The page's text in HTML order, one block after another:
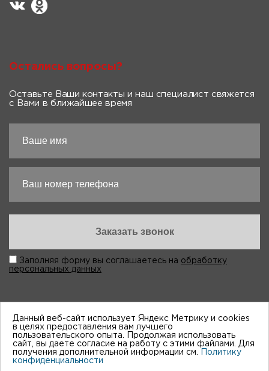
Остались вопросы?
Оставьте Ваши контакты и наш специалист свяжется
с Вами в ближайшее время
Заполняя форму вы соглашаетесь на обработку
персональных данных
“Виктория-Авто”, 1998-2026
Мы принимем к оплате:
Данный веб-сайт использует Яндекс Метрику и cookies
в целях предоставления вам лучшего
пользовательского опыта. Продолжая использовать
сайт, вы даете согласие на работу с этими файлами. Для
получения дополнительной информации см.
Политику
конфиденциальности